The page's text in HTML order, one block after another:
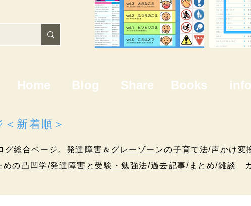
Home Blog Share Books info
新着順＞
総合ページ。 発達障害＆グレーゾーンの子育て法/声かけ変
めの凸凹学/発達障害と受験・勉強法/過去記事/ まとめ/雑談
カ